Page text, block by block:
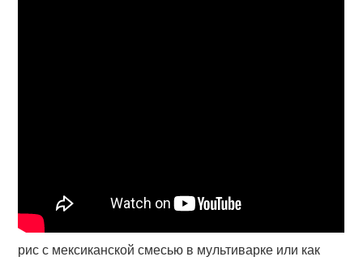
рис с мексиканской смесью в мультиварке или как